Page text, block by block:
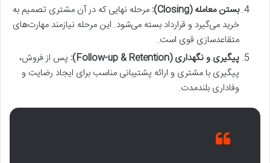
بستن معامله (Closing):
مرحله نهایی که در آن مشتری تصمیم به
خرید می‌گیرد و قرارداد بسته می‌شود. این مرحله نیازمند مهارت‌های
متقاعدسازی قوی است.
پیگیری و نگهداری (Follow-up & Retention):
پس از فروش،
پیگیری با مشتری و ارائه پشتیبانی مناسب برای ایجاد رضایت و
وفاداری بلندمدت.